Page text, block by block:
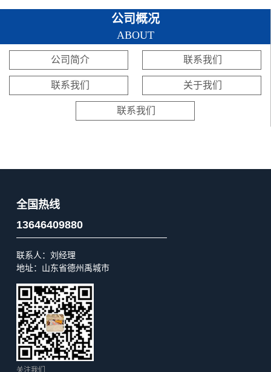
公司概况
ABOUT
公司简介 联系我们
联系我们 关于我们
联系我们
全国热线
13646409880
联系人：刘经理
地址：山东省德州禹城市